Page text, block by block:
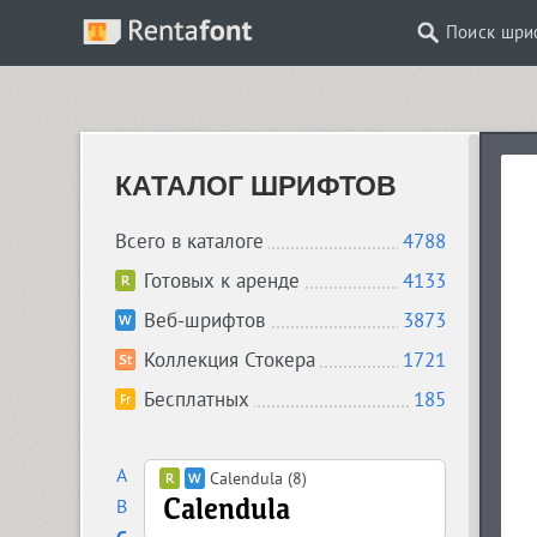
Поиск
КАТАЛОГ ШРИФТОВ
Всего в каталоге
4788
Готовых к аренде
4133
Веб-шрифтов
3873
Коллекция Стокера
1721
Бесплатных
185
A
B
Calendula (8)